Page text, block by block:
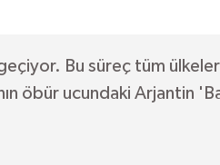
Bu süreç tüm
öbür ucundaki Arjantin